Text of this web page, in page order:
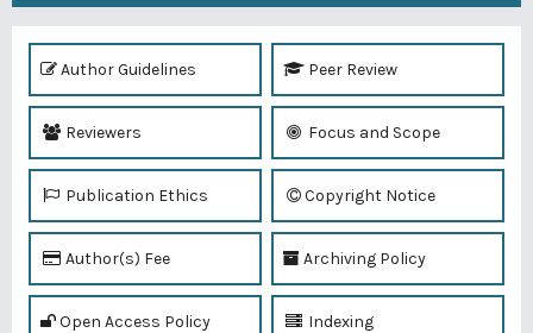
Author Guidelines Peer Review
Reviewers Focus and Scope
Publication Ethics Copyright Notice
Author(s) Fee Archiving Policy
Open Access Policy Indexing